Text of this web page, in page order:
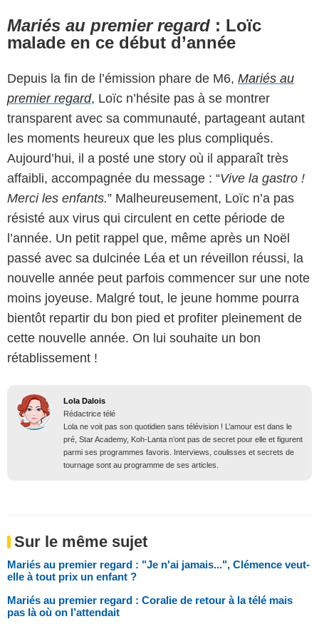
Mariés au premier regard : Loïc
malade en ce début d’année
Depuis la fin de l’émission phare de M6, Mariés au
premier regard, Loïc n’hésite pas à se montrer
transparent avec sa communauté, partageant autant
les moments heureux que les plus compliqués.
Aujourd’hui, il a posté une story où il apparaît très
affaibli, accompagnée du message : “Vive la gastro !
Merci les enfants.” Malheureusement, Loïc n’a pas
résisté aux virus qui circulent en cette période de
l’année. Un petit rappel que, même après un Noël
passé avec sa dulcinée Léa et un réveillon réussi, la
nouvelle année peut parfois commencer sur une note
moins joyeuse. Malgré tout, le jeune homme pourra
bientôt repartir du bon pied et profiter pleinement de
cette nouvelle année. On lui souhaite un bon
rétablissement !
Lola Dalois
Rédactrice télé
Lola ne voit pas son quotidien sans télévision ! L’amour est dans le
pré, Star Academy, Koh-Lanta n’ont pas de secret pour elle et figurent
parmi ses programmes favoris. Interviews, coulisses et secrets de
tournage sont au programme de ses articles.
Sur le même sujet
Mariés au premier regard : "Je n'ai jamais...", Clémence veut-
elle à tout prix un enfant ?
Mariés au premier regard : Coralie de retour à la télé mais
pas là où on l’attendait